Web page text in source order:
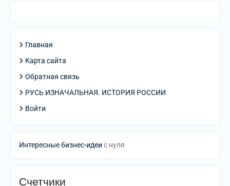
Главная
Карта сайта
Обратная связь
РУСЬ ИЗНАЧАЛЬНАЯ. ИСТОРИЯ РОССИИ
Войти
Интересные бизнес-идеи с нуля
Счетчики